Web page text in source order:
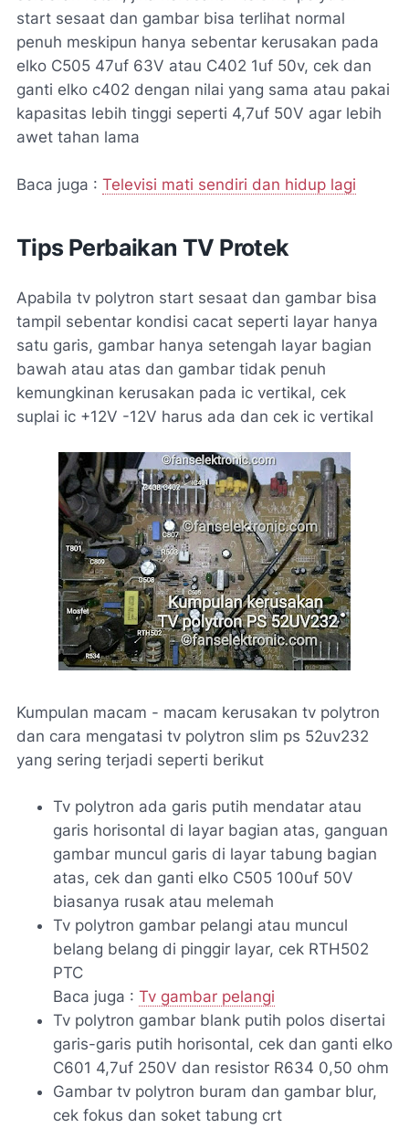
start sesaat dan gambar bisa terlihat normal
penuh meskipun hanya sebentar kerusakan pada
elko C505 47uf 63V atau C402 1uf 50v, cek dan
ganti elko c402 dengan nilai yang sama atau pakai
kapasitas lebih tinggi seperti 4,7uf 50V agar lebih
awet tahan lama
Baca juga : Televisi mati sendiri dan hidup lagi
Tips Perbaikan TV Protek
Apabila tv polytron start sesaat dan gambar bisa
tampil sebentar kondisi cacat seperti layar hanya
satu garis, gambar hanya setengah layar bagian
bawah atau atas dan gambar tidak penuh
kemungkinan kerusakan pada ic vertikal, cek
suplai ic +12V -12V harus ada dan cek ic vertikal
Kumpulan macam - macam kerusakan tv polytron
dan cara mengatasi tv polytron slim ps 52uv232
yang sering terjadi seperti berikut
Tv polytron ada garis putih mendatar atau
garis horisontal di layar bagian atas, ganguan
gambar muncul garis di layar tabung bagian
atas, cek dan ganti elko C505 100uf 50V
biasanya rusak atau melemah
Tv polytron gambar pelangi atau muncul
belang belang di pinggir layar, cek RTH502
PTC
Baca juga : Tv gambar pelangi
Tv polytron gambar blank putih polos disertai
garis-garis putih horisontal, cek dan ganti elko
C601 4,7uf 250V dan resistor R634 0,50 ohm
Gambar tv polytron buram dan gambar blur,
cek fokus dan soket tabung crt